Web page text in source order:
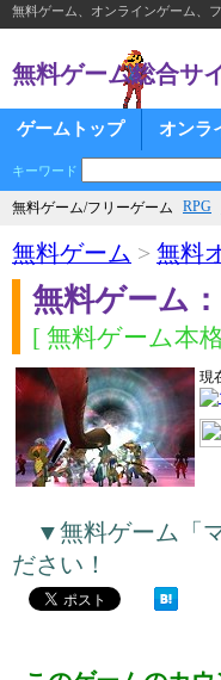
無料ゲーム、オンラインゲーム、
無料ゲーム総合サ
ゲームトップ オンラ
キーワード
無料ゲーム/フリーゲーム RPG
無料ゲーム > 無料
無料ゲーム
[ 無料ゲーム本
現
▼無料ゲーム「
ださい！